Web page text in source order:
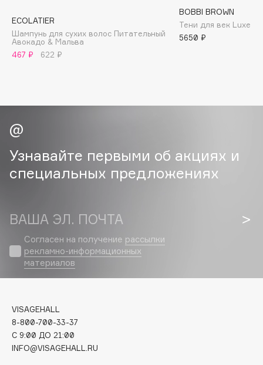
Bvlgari
by TERRY
BY WISHTREND
Cadence
Capelli Dorati
Carbon Theory
Catrice
Celimax
Cettua
Chupa Chups
Clarins
Clarins Precious
Clinique
Clive Christian
ECOLATIER
Шампунь для сухих волос Питательный
Авокадо & Мальва
467 ₽
622 ₽
BOBBI BROWN
Тени для век Luxe
5650 ₽
Узнавайте первыми об акциях и
специальных предложениях
ВАША ЭЛ. ПОЧТА
Согласен на получение рассылки
рекламно-информационных
материалов
VISAGEHALL
8-800-700-33-37
C 9:00 ДО 21:00
INFO@VISAGEHALL.RU